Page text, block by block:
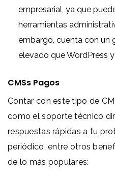
empresarial, ya que
herramientas
embargo, cuenta con un
elevado que WordPress y
CMSs Pagos
Contar con este tipo de
como el soporte técnico
respuestas rápidas a tu
periódico, entre otros
de lo más populares: